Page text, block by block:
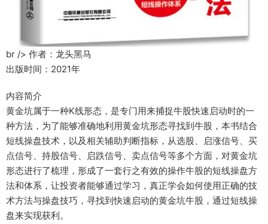
br /> 作者：龙头黑马
出版时间：2021年
内容简介
黄金坑属于一种K线形态，是专门用来捕捉牛股快速启动时的一
种方法，为了能够准确地利用黄金坑形态寻找到牛股，本书结合
短线操盘技术，以及相关辅助判断指标，从选股、启涨信号、买
点信号、持股信号、启跌信号、卖点信号等多个方面，对黄金坑
形态进行了梳理，形成了一套行之有效的操作牛股的短线操盘方
法和体系，让投资者能够通过学习，真正学会如何使用正确的技
术方法与操盘技巧，寻找到快速启动的黄金坑牛股，通过短线操
盘来实现获利。